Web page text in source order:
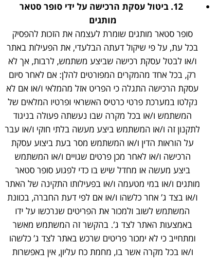
ביטול עסקת הרכישה על ידי סופר סטאר
מותגים
סופר סטאר מותגים שומרת לעצמה את הזכות להפסיק
בכל עת, על פי שיקול דעתה הבלעדי, את הפעילות באתר
ו/או לבטל עסקת רכישה שביצע משתמש, לרבות, אך לא
רק, בכל אחד מהמקרים המפורטים להלן: אם לאחר סיום
עסקת הרכישה התגלה כי הפריט אזל מהמלאי ו/או אם לא
נקלטו במערכת פרטי כרטיס האשראי ופרטיו המלאים של
המשתמש ו/או בכל מקרה שבו נעשתה פעולה בניגוד
לתקנון זה ו/או המשתמש ביצע מעשה בלתי חוקי ו/או עבר
על הוראות הדין ו/או המשתמש מסר בעת ביצוע עסקת
הרכישה ו/או לאחר מכן פרטים שגויים ו/או המשתמש
ביצע מעשה או מחדל שיש בו כדי לפגוע סופר סטאר
מותגים ו/או במי מטעמה ו/או בפעילותו התקינה של האתר
ו/או בצד ג’ אחר כלשהו ו/או אם לפי דעת החברה, בכוונת
המשתמש לשוב ולמכור את הפריטים שנרכשו על ידו
באמצעות האתר לצד ג’. בהקשר זה המשתמש מאשר
ומתחייב כי לא ימכור פריטים שרכש באתר לצד ג’ כלשהו
ו/או בכל מקרה אשר בו, מחמת כח עליון, אין באפשרות